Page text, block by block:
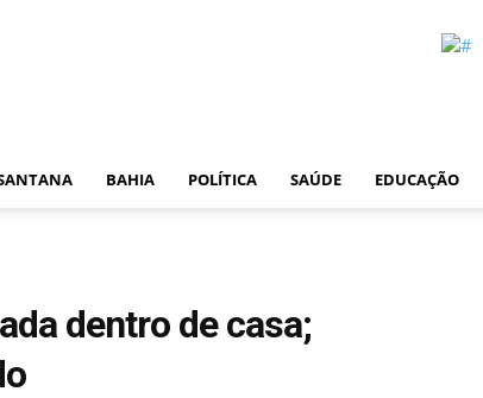
BAHIA POLÍTICA SAÚDE EDUCAÇÃO
dentro de casa;